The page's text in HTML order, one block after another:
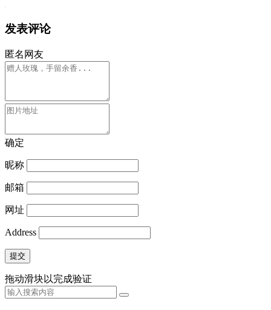
发表评论
匿名网友
确定
昵称
邮箱
网址
Address
提交
拖动滑块以完成验证